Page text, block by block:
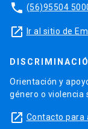
phone (56)95504
launch Ir al sitio de
Orientación y
género o violencia
launch Contacto para